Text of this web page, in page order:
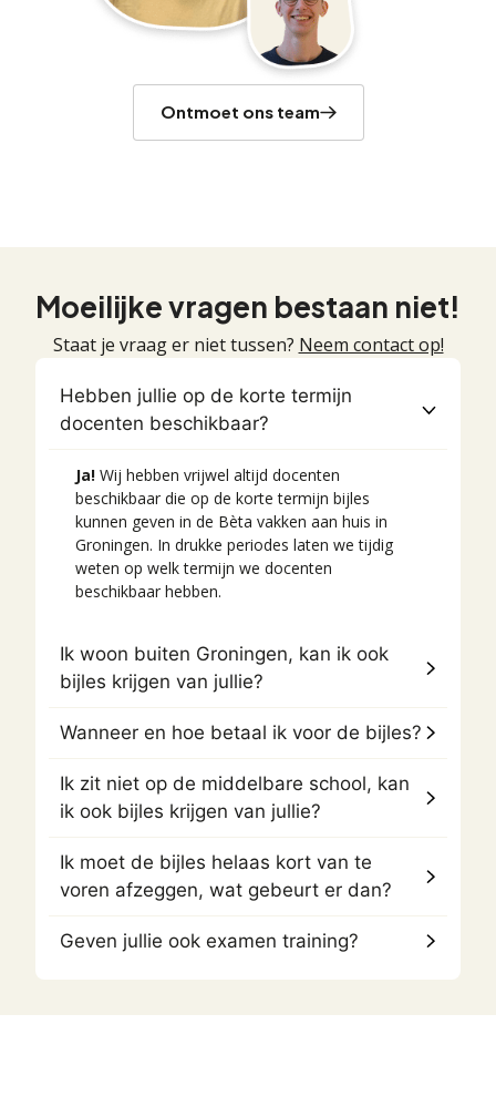
Ontmoet ons team
Moeilijke vragen bestaan niet!
Staat je vraag er niet tussen? Neem contact op!
Hebben jullie op de korte termijn
docenten beschikbaar?
Ja! Wij hebben vrijwel altijd docenten
beschikbaar die op de korte termijn bijles
kunnen geven in de Bèta vakken aan huis in
Groningen. In drukke periodes laten we tijdig
weten op welk termijn we docenten
beschikbaar hebben.
Ik woon buiten Groningen, kan ik ook
bijles krijgen van jullie?
Wanneer en hoe betaal ik voor de bijles?
Ik zit niet op de middelbare school, kan
ik ook bijles krijgen van jullie?
Ik moet de bijles helaas kort van te
voren afzeggen, wat gebeurt er dan?
Geven jullie ook examen training?